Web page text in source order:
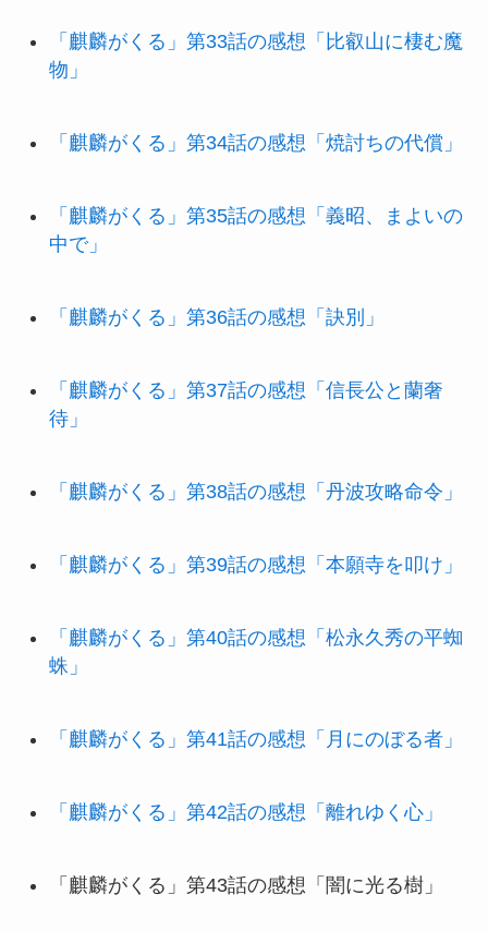
「麒麟がくる」第33話の感想「比叡山に棲む魔
物」
「麒麟がくる」第34話の感想「焼討ちの代償」
「麒麟がくる」第35話の感想「義昭、まよいの
中で」
「麒麟がくる」第36話の感想「訣別」
「麒麟がくる」第37話の感想「信長公と蘭奢
待」
「麒麟がくる」第38話の感想「丹波攻略命令」
「麒麟がくる」第39話の感想「本願寺を叩け」
「麒麟がくる」第40話の感想「松永久秀の平蜘
蛛」
「麒麟がくる」第41話の感想「月にのぼる者」
「麒麟がくる」第42話の感想「離れゆく心」
「麒麟がくる」第43話の感想「闇に光る樹」